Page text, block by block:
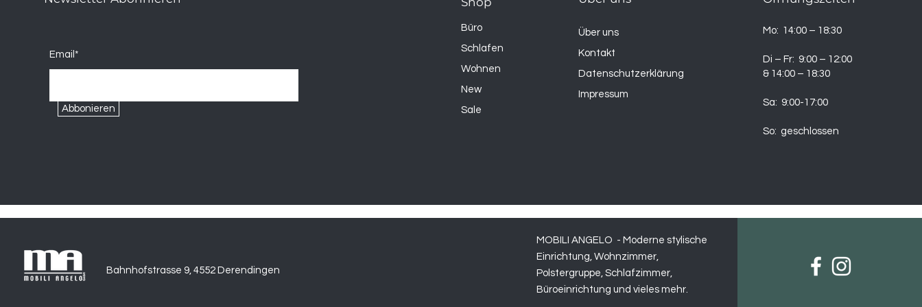
Email*
Abbonieren
Büro
Schlafen
Wohnen
New
Sale
Über uns
Kontakt
Datenschutzerklärung
Impressum
Mo: 14:00 – 18:30
Di – Fr: 9:00 – 12:00
& 14:00 – 18:30
Sa: 9:00-17:00
So: geschlossen
Bahnhofstrasse 9, 4552 Derendingen
MOBILI ANGELO - Moderne stylische
Einrichtung, Wohnzimmer,
Polstergruppe, Schlafzimmer,
Büroeinrichtung und vieles mehr.